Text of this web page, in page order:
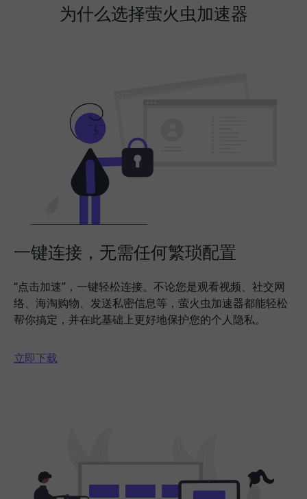
为什么选择萤火虫加速器
一键连接，无需任何繁琐配置
“点击加速”，一键轻松连接。不论您是观看视频、社交网
络、海淘购物、发送私密信息等，萤火虫加速器都能轻松
帮你搞定，并在此基础上更好地保护您的个人隐私。
立即下载